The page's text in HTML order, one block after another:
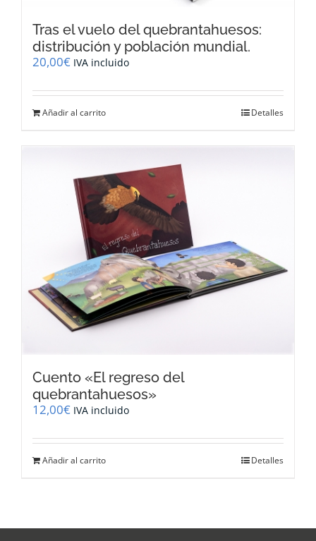
Tras el vuelo del quebrantahuesos:
distribución y población mundial.
20,00€ IVA incluido
Añadir al carrito Detalles
Cuento «El regreso del
quebrantahuesos»
12,00€ IVA incluido
Añadir al carrito Detalles